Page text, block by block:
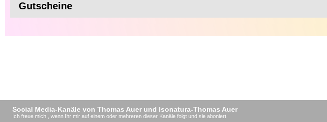
Gutscheine
Social Media-Kanäle von Thomas Auer und Isonatura-Thomas Auer
Ich freue mich , wenn Ihr mir auf einem oder mehreren dieser Kanäle folgt und sie aboniert.